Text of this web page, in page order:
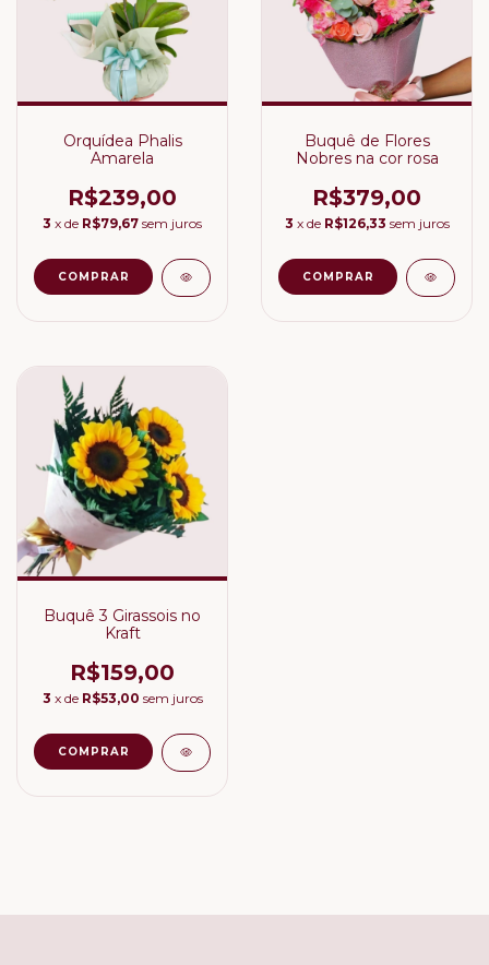
Orquídea Phalis
Amarela
R$239,00
3 x de R$79,67 sem juros
Buquê de Flores
Nobres na cor rosa
R$379,00
3 x de R$126,33 sem juros
Buquê 3 Girassois no
Kraft
R$159,00
3 x de R$53,00 sem juros